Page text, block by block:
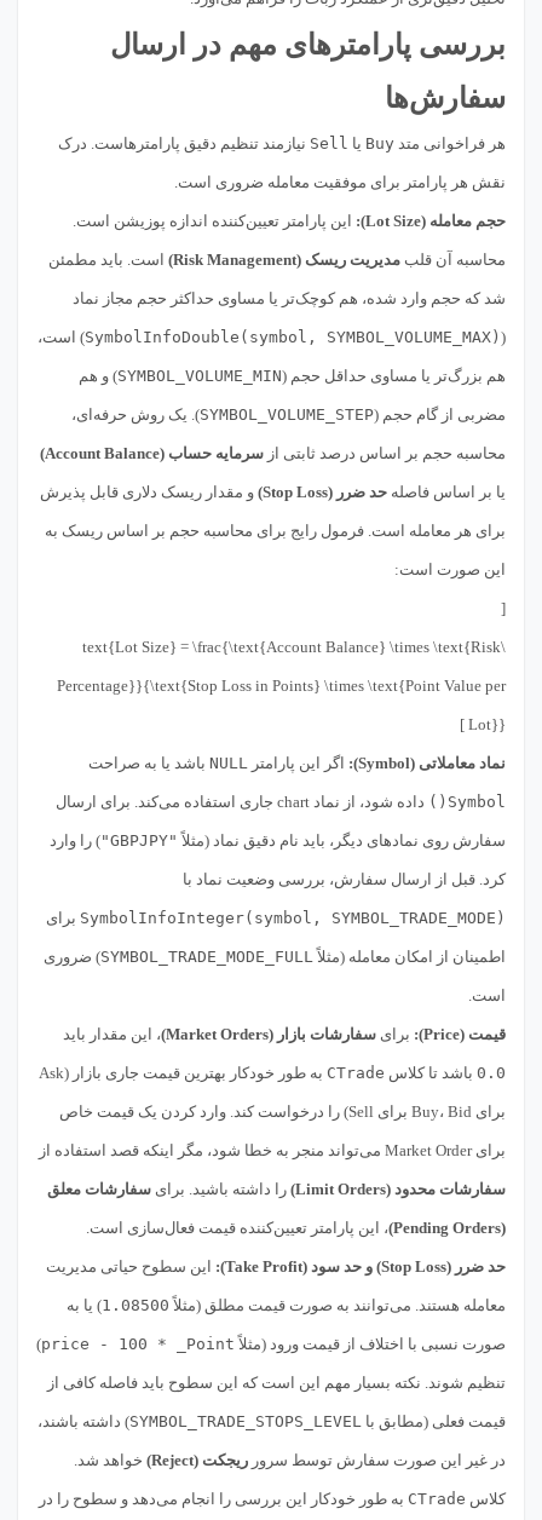
بررسی پارامترهای مهم در ارسال
سفارش‌ها
هر فراخوانی متد Buy یا Sell نیازمند تنظیم دقیق پارامترهاست. درک
نقش هر پارامتر برای موفقیت معامله ضروری است.
حجم معامله (Lot Size): این پارامتر تعیین‌کننده اندازه پوزیشن است.
محاسبه آن قلب مدیریت ریسک (Risk Management) است. باید مطمئن
شد که حجم وارد شده، هم کوچک‌تر یا مساوی حداکثر حجم مجاز نماد
(
SymbolInfoDouble(symbol, SYMBOL_VOLUME_MAX)) است،
هم بزرگ‌تر یا مساوی حداقل حجم (SYMBOL_VOLUME_MIN) و هم
مضربی از گام حجم (SYMBOL_VOLUME_STEP). یک روش حرفه‌ای،
محاسبه حجم بر اساس درصد ثابتی از سرمایه حساب (Account Balance)
یا بر اساس فاصله حد ضرر (Stop Loss) و مقدار ریسک دلاری قابل پذیرش
برای هر معامله است. فرمول رایج برای محاسبه حجم بر اساس ریسک به
این صورت است:
[
\text{Lot Size} = \frac{\text{Account Balance} \times \text{Risk
Percentage}}{\text{Stop Loss in Points} \times \text{Point Value per
Lot}} ]
نماد معاملاتی (Symbol): اگر این پارامتر NULL باشد یا به صراحت
Symbol() داده شود، از نماد chart جاری استفاده می‌کند. برای ارسال
سفارش روی نمادهای دیگر، باید نام دقیق نماد (مثلاً "GBPJPY" ) را وارد
کرد. قبل از ارسال سفارش، بررسی وضعیت نماد با
SymbolInfoInteger(symbol, SYMBOL_TRADE_MODE) برای
اطمینان از امکان معامله (مثلاًSYMBOL_TRADE_MODE_FULL) ضروری
است.
قیمت (Price): برای سفارشات بازار (Market Orders) ، این مقدار باید
0.0 باشد تا کلاس CTrade به طور خودکار بهترین قیمت جاری بازار (Ask
برای Buy، Bid برای Sell) را درخواست کند. وارد کردن یک قیمت خاص
برای Market Order می‌تواند منجر به خطا شود، مگر اینکه قصد استفاده از
سفارشات محدود (Limit Orders) را داشته باشید. برای سفارشات معلق
(Pending Orders) ، این پارامتر تعیین‌کننده قیمت فعال‌سازی است.
حد ضرر (Stop Loss) و حد سود (Take Profit): این سطوح حیاتی مدیریت
معامله هستند. می‌توانند به صورت قیمت مطلق (مثلاً 1.08500) یا به
صورت نسبی با اختلاف از قیمت ورود (مثلاً price - 100 * _Point
)
تنظیم شوند. نکته بسیار مهم این است که این سطوح باید فاصله کافی از
قیمت فعلی (مطابق با SYMBOL_TRADE_STOPS_LEVEL) داشته باشند،
در غیر این صورت سفارش توسط سرور ریجکت (Reject) خواهد شد.
کلاس CTrade به طور خودکار این بررسی را انجام می‌دهد و سطوح را در